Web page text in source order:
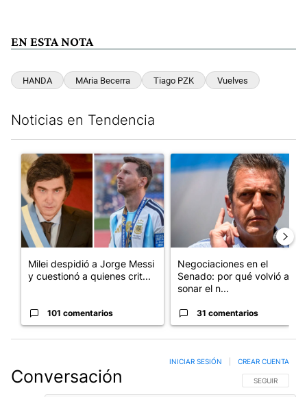
EN ESTA NOTA
HANDA MAria Becerra Tiago PZK Vuelves
Noticias en Tendencia
Un artículo de tendencia con el título "Milei despidió a Jorge
Milei despidió a Jorge Messi
y cuestionó a quienes crit...
101 comentarios
Un artículo de tendencia
Negociaciones en el
Senado: por qué volvió a
sonar el n...
31 comentarios
Conversación SIGA ESTA
SEGUIR
INICIAR SESIÓN CREAR CUENTA